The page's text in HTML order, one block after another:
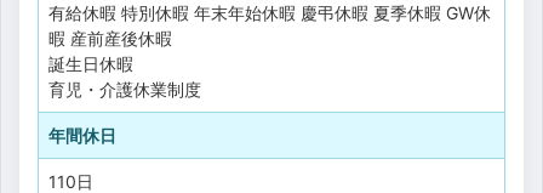
有給休暇 特別休暇 年末年始休暇 慶弔休暇 夏季休暇 GW休
暇 産前産後休暇
誕生日休暇
育児・介護休業制度
年間休日
110日